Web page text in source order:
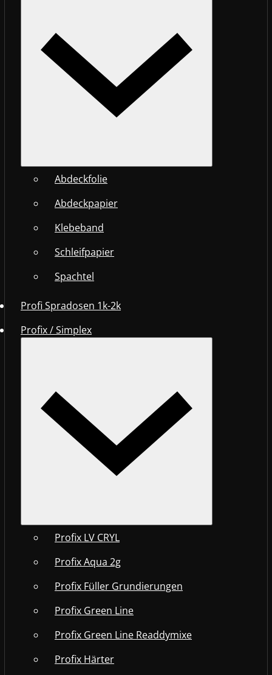
Abdeckfolie
Abdeckpapier
Klebeband
Schleifpapier
Spachtel
Profi Spradosen 1k-2k
Profix / Simplex
Profix LV CRYL
Profix Aqua 2g
Profix Füller Grundierungen
Profix Green Line
Profix Green Line Readdymixe
Profix Härter